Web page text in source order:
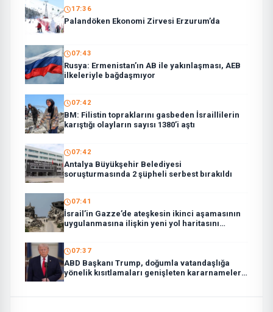
17:36
Palandöken Ekonomi Zirvesi Erzurum’da
07:43
Rusya: Ermenistan’ın AB ile yakınlaşması, AEB
ilkeleriyle bağdaşmıyor
07:42
BM: Filistin topraklarını gasbeden İsraillilerin
karıştığı olayların sayısı 1380’i aştı
07:42
Antalya Büyükşehir Belediyesi
soruşturmasında 2 şüpheli serbest bırakıldı
07:41
İsrail’in Gazze’de ateşkesin ikinci aşamasının
uygulanmasına ilişkin yeni yol haritasını
07:37
ABD Başkanı Trump, doğumla vatandaşlığa
yönelik kısıtlamaları genişleten kararnameler